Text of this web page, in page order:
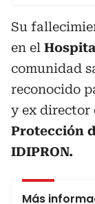
Su
en el
comunidad
reconocido
y ex
Protección
IDIPRON.
Más